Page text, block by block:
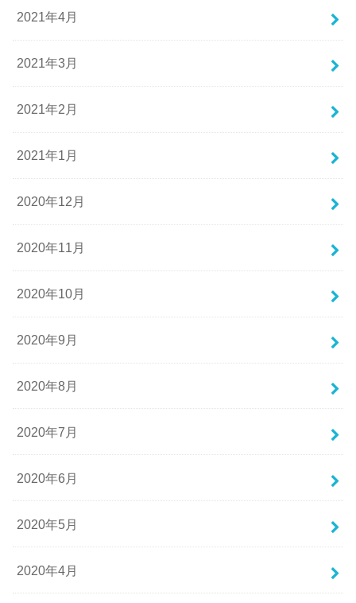
2021年4月
2021年3月
2021年2月
2021年1月
2020年12月
2020年11月
2020年10月
2020年9月
2020年8月
2020年7月
2020年6月
2020年5月
2020年4月